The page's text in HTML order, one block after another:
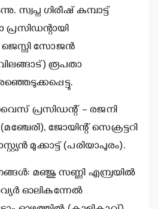
സ്വപ്ന ഗിരീഷ് കുമ്പാട്ട്
പ്രസിഡന്റായി
ജെസ്സി സോജന്‍
രൂപതാ
പ്രസിഡന്റ് – രജനി
ജോയിന്റ് സെക്രട്ടറി
മുക്കാട്ട് (പരിയാപുരം).
മഞ്ജു സണ്ണി എമ്പ്രയില്‍
ഓലികുന്നേല്‍